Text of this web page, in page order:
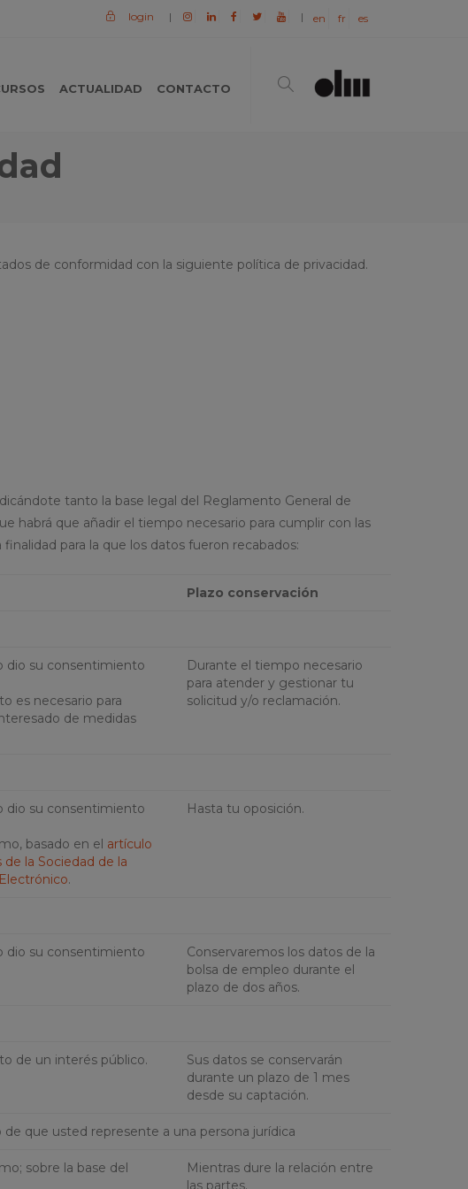
login | | en fr es
ACTUALIDAD CONTACTO
de conformidad con la siguiente política de privacidad.
tanto la base legal del Reglamento General de
habrá que añadir el tiempo necesario para cumplir con las
para la que los datos fueron recabados:
Plazo conservación
dio su consentimiento
es necesario para
de medidas
Durante el tiempo necesario
para atender y gestionar tu
solicitud y/o reclamación.
dio su consentimiento
basado en el artículo
de la Sociedad de la
.
Hasta tu oposición.
dio su consentimiento
Conservaremos los datos de la
bolsa de empleo durante el
plazo de dos años.
de un interés público.
Sus datos se conservarán
durante un plazo de 1 mes
desde su captación.
de que usted represente a una persona jurídica
sobre la base del
Mientras dure la relación entre
las partes.